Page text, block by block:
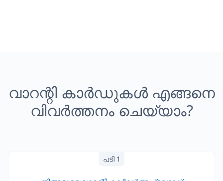
വാറന്റി കാർഡുകൾ എങ്ങനെ
വിവർത്തനം ചെയ്യാം?
പടി 1